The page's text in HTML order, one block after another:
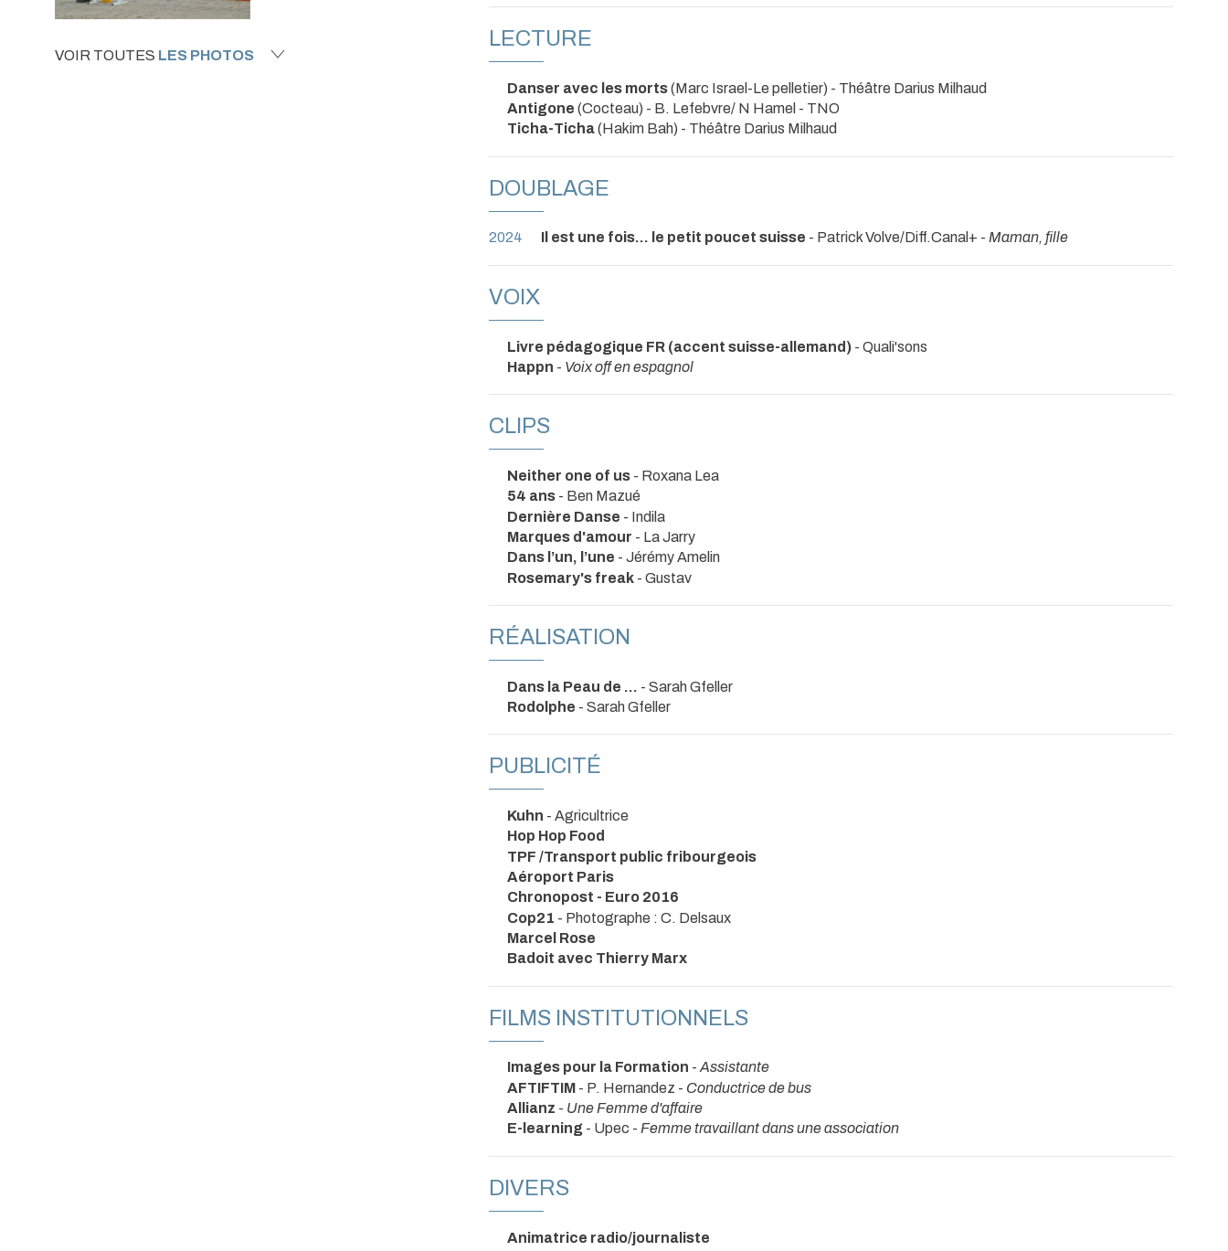
VOIR TOUTES LES PHOTOS
LECTURE
Danser avec les morts(Marc Israel-Le pelletier) - Théâtre Darius Milhaud
Antigone (Cocteau) - B. Lefebvre/ N Hamel - TNO
Ticha-Ticha(Hakim Bah) - Théâtre Darius Milhaud
DOUBLAGE
2024 Il est une fois... le petit poucet suisse - Patrick Volve/Diff.Canal+ - Maman, fille
VOIX
Livre pédagogique FR (accent suisse-allemand) - Quali'sons
Happn - Voix off en espagnol
CLIPS
Neither one of us - Roxana Lea
54 ans - Ben Mazué
Dernière Danse - Indila
Marques d'amour - La Jarry
Dans l’un, l’une - Jérémy Amelin
Rosemary's freak - Gustav
RÉALISATION
Dans la Peau de ... - Sarah Gfeller
Rodolphe - Sarah Gfeller
PUBLICITÉ
Kuhn - Agricultrice
Hop Hop Food
TPF /Transport public fribourgeois
Aéroport Paris
Chronopost - Euro 2016
Cop21 - Photographe : C. Delsaux
Marcel Rose
Badoit avec Thierry Marx
FILMS INSTITUTIONNELS
Images pour la Formation -Assistante
AFTIFTIM - P. Hernandez - Conductrice de bus
Allianz - Une Femme d'affaire
E-learning - Upec - Femme travaillant dans une association
DIVERS
Animatrice radio/journaliste